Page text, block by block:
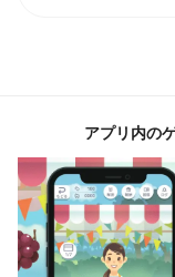
アプリ内の